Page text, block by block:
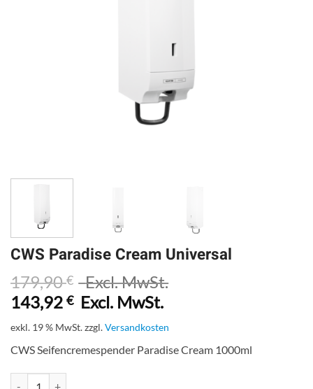
CWS Paradise Cream Universal
179,90€
Excl. MwSt.
143,92 € Excl. MwSt.
exkl. 19 % MwSt.zzgl.Versandkosten
CWS Seifencremespender Paradise Cream 1000ml